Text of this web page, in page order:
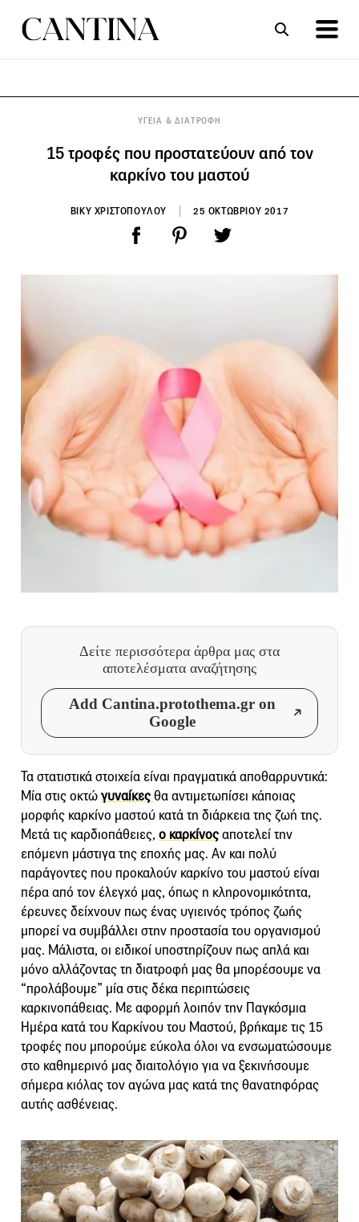
ΥΓΕΙΑ & ΔΙΑΤΡΟΦΗ
15 τροφές που προστατεύουν από τον
καρκίνο του μαστού
ΒΙΚΥ ΧΡΙΣΤΟΠΟΥΛΟΥ 25 ΟΚΤΩΒΡΙΟΥ 2017
Δείτε περισσότερα άρθρα μας στα
αποτελέσματα αναζήτησης
Add Cantina.protothema.gr on
Google
Τα στατιστικά στοιχεία είναι πραγματικά αποθαρρυντικά:
Μία στις οκτώγυναίκεςθα αντιμετωπίσει κάποιας
μορφής καρκίνο μαστού κατά τη διάρκεια της ζωή της.
Μετά τις καρδιοπάθειες, ο καρκίνοςαποτελεί την
επόμενη μάστιγα της εποχής μας. Αν και πολύ
παράγοντες που προκαλούν καρκίνο του μαστού είναι
πέρα από τον έλεγχό μας, όπως η κληρονομικότητα,
έρευνες δείχνουν πως ένας υγιεινός τρόπος ζωής
μπορεί να συμβάλλει στην προστασία του οργανισμού
μας. Μάλιστα, οι ειδικοί υποστηρίζουν πως απλά και
μόνο αλλάζοντας τη διατροφή μας θα μπορέσουμε να
“προλάβουμε” μία στις δέκα περιπτώσεις
καρκινοπάθειας. Με αφορμή λοιπόν την Παγκόσμια
Ημέρα κατά του Καρκίνου του Μαστού, βρήκαμε τις 15
τροφές που μπορούμε εύκολα όλοι να ενσωματώσουμε
στο καθημερινό μας διαιτολόγιο για να ξεκινήσουμε
σήμερα κιόλας τον αγώνα μας κατά της θανατηφόρας
αυτής ασθένειας.